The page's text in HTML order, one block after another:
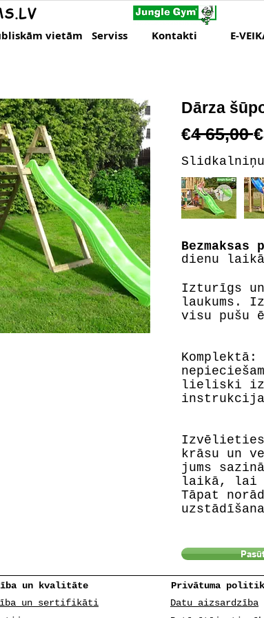
vietām Serviss Kontakti E-
Dārza
€4 65,00
Bezmaksas
dienu
Izturīgs
laukums.
visu pušu
lieliski
Izvēlieties
krāsu un
jums
laikā, lai
Tāpat
un kvalitāte
un sertifikāti
Privātuma
Datu aizsardzība